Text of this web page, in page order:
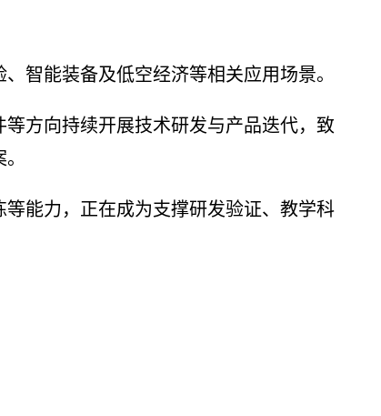
智能装备及低空经济等相关应用场景。
方向持续开展技术研发与产品迭代，致
能力，正在成为支撑研发验证、教学科